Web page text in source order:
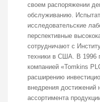
своем распоряжении
обслуживанию.
исследовательские
перспективные
сотрудничают с
техники в США. В 1996
компанией «Tomkins
расширению
внедрения достижений
ассортимента